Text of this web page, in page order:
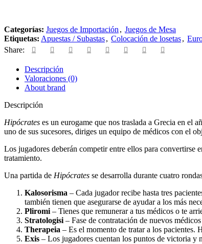
Categorías: Juegos de Importación , Juegos de Mesa
Etiquetas: Apuestas / Subastas, Colocación de losetas,
Share:
Descripción
Valoraciones (0)
About brand
Descripción
Hipócrates es un eurogame que nos traslada a Grecia en el
uno de sus sucesores, diriges un equipo de médicos con el
Los jugadores deberán competir entre ellos para convertirse
tratamiento.
Una partida de Hipócrates se desarrolla durante cuatro
Kalosorisma – Cada jugador recibe hasta tres
también tienen que asegurarse de ayudar a los más
Pliromi – Tienes que remunerar a tus médicos o te
Stratologisi – Fase de contratación de nuevos
Therapeia – Es el momento de tratar a los pacientes.
Exis – Los jugadores cuentan los puntos de victoria y